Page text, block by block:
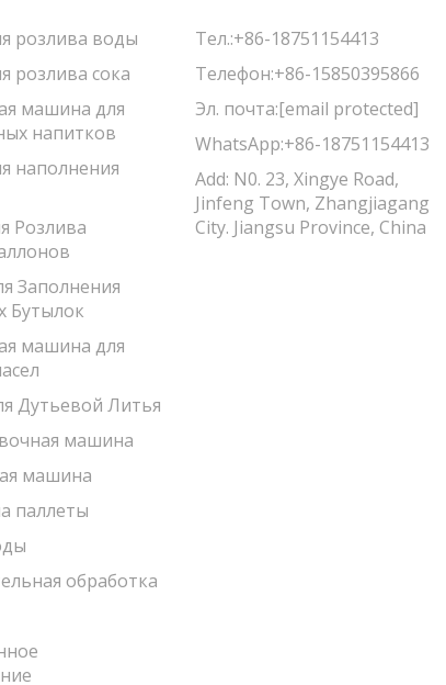
розлива воды
розлива сока
машина для
напитков
наполнения
Розлива
Заполнения
Бутылок
машина для
Дутьевой Литья
машина
машина
паллеты
обработка
Тел.:+86-18751154413
Телефон:+86-15850395866
Эл. почта:[email protected]
WhatsApp:+86-18751154413
Add: N0. 23, Xingye Road,
Jinfeng Town, Zhangjiagang
City. Jiangsu Province, China